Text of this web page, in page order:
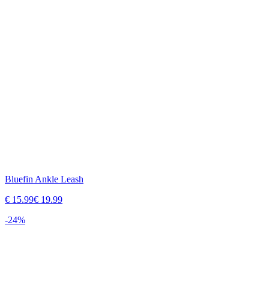
Bluefin Ankle Leash
€ 15.99€ 19.99
-24%